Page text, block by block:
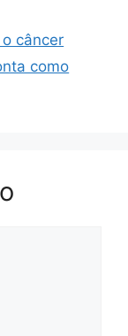
câncer
como